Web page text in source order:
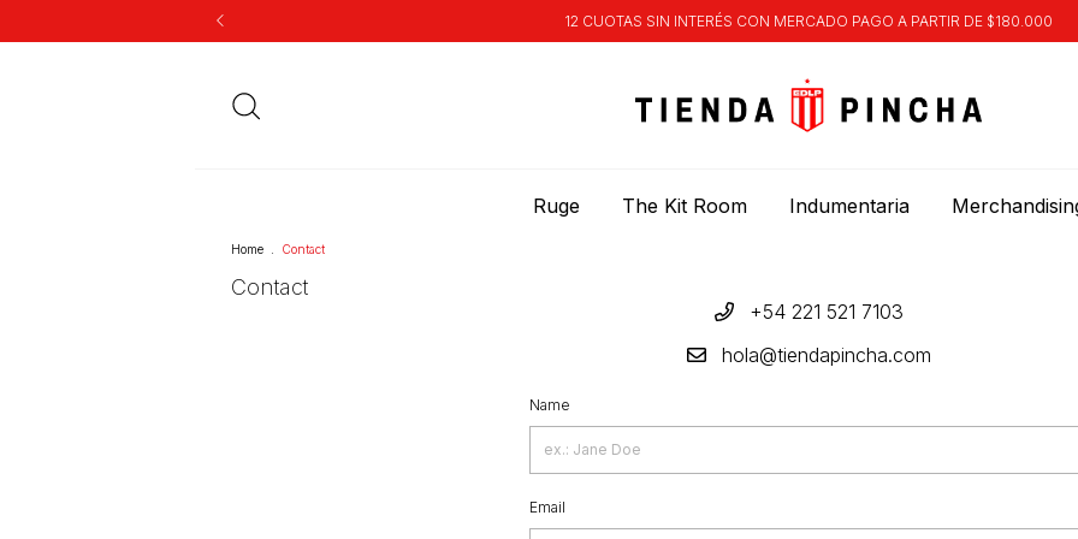
12 CUOTAS SIN INTERÉS CON MERCADO PAGO A PARTIR DE $180.000
Ruge The Kit Room Indumentaria
Home Contact
Contact
+54 221 521 7103
hola@tiendapincha.com
Name
Email